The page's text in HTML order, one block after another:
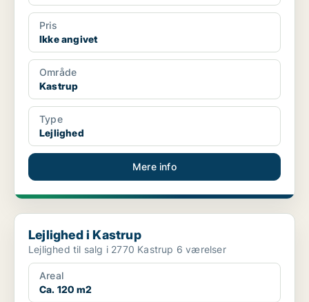
Pris
Ikke angivet
Område
Kastrup
Type
Lejlighed
Mere info
Lejlighed i Kastrup
Lejlighed i Kastrup
Lejlighed til salg i 2770 Kastrup 6 værelser
Areal
Ca. 120 m2